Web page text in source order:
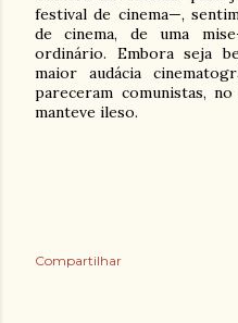
festival de cinema—,
de cinema, de uma
ordinário. Embora seja
maior audácia
pareceram comunistas,
manteve ileso.
Compartilhar